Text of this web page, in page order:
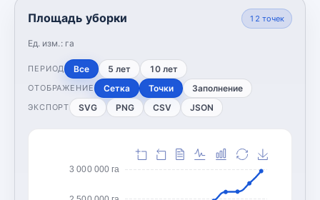
Площадь уборки
Ед. изм.: га
12 точек
ПЕРИОД Все 5 лет 10 лет
ОТОБРАЖЕНИЕ Сетка Точки Заполнение
ЭКСПОРТ SVG PNG CSV JSON
3 000 000 га